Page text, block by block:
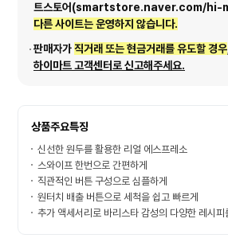
트스토어(smartstore.naver.com/hi-
다른 사이트는 운영하지 않습니다.
판매자가직거래 또는 현금거래를 유도할 경우
하이마트 고객센터로 신고해주세요.
상품주요특징
신선한 원두를 활용한 리얼 에스프레소
스와이프 한번으로 간편하게
직관적인 버튼 구성으로 심플하게
원터치 배출 버튼으로 세척을 쉽고 빠르게
추가 액세서리로 바리스타 감성의 다양한 레시피